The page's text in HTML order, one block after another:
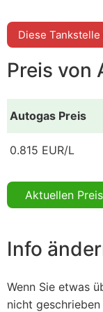
Diese Tankstelle
Preis von
Autogas Preis
0.815 EUR/L
Aktuellen
Info
Wenn Sie etwas
nicht geschrieben